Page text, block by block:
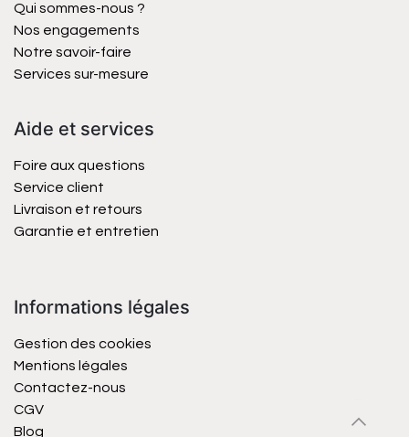
Qui sommes-nous ?
Nos engagements
Notre savoir-faire
Services sur-mesure
Aide et services
Foire aux questions
Service client
Livraison et retours
Garantie et entretien
Informations légales
Gestion des cookies
Mentions légales
Contactez-nous
CGV
Blog